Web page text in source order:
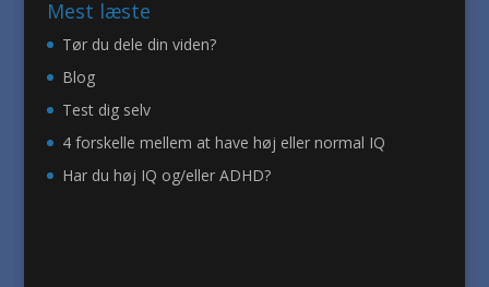
Mest læste
Tør du dele din viden?
Blog
Test dig selv
4 forskelle mellem at have høj eller normal IQ
Har du høj IQ og/eller ADHD?